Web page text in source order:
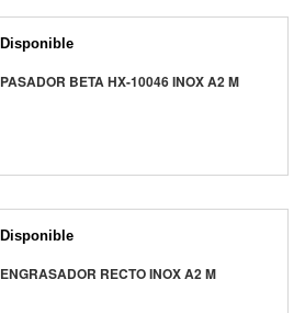
Disponible
PASADOR BETA HX-10046 INOX A2 M
Disponible
ENGRASADOR RECTO INOX A2 M